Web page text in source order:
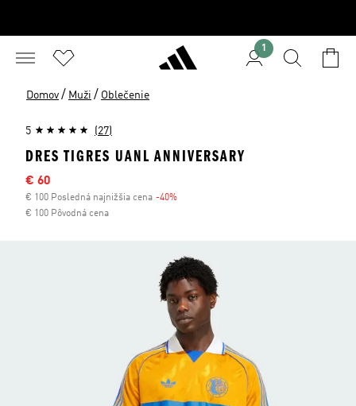
1
Domov / Muži / Oblečenie
5 (27)
DRES TIGRES UANL ANNIVERSARY
Výpredajová cena
€ 60
€ 100 Posledná najnižšia cena -40%
€ 100 Pôvodná cena